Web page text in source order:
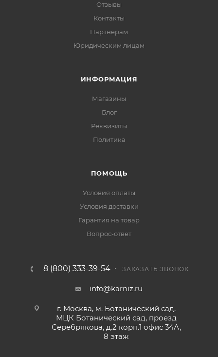
Отзывы
Контакты
Партнерам
Юридическим лицам
ИНФОРМАЦИЯ
Магазины
Блог
Реквизиты
Политика
ПОМОЩЬ
Условия оплаты
Условия доставки
Гарантия на товар
Вопрос-ответ
8 (800) 333-39-54 ЗАКАЗАТЬ ЗВОНОК
info@karniz.ru
г. Москва, м. Ботанический сад,
МЦК Ботанический сад, проезд
Серебрякова, д.2 корп.1 офис 34А,
8 этаж